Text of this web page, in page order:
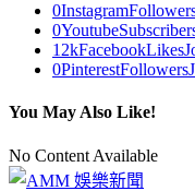
0Instagram
0Youtube
12kFacebookLikes
0PinterestFollowers
You May Also Like!
No Content Available